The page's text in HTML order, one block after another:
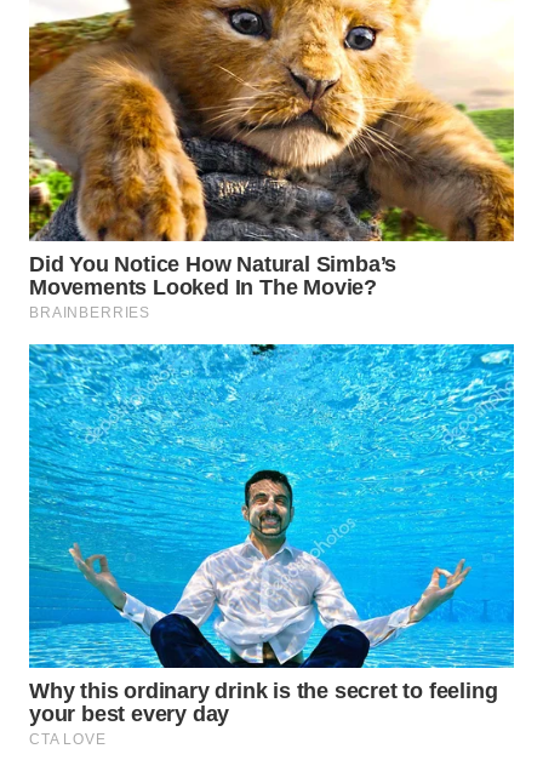
WN
SAMOSIR
WN
PADANG
LAWAS
WN
SUMEDANG
WN
WN
KEPULAUAN
SERIBU
WN
TANGERANG
WN
BINJAI
WN
CIREBON